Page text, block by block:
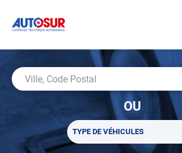
Code
Postal
OU
Sélectionner
un
TYPE DE VÉHICULES